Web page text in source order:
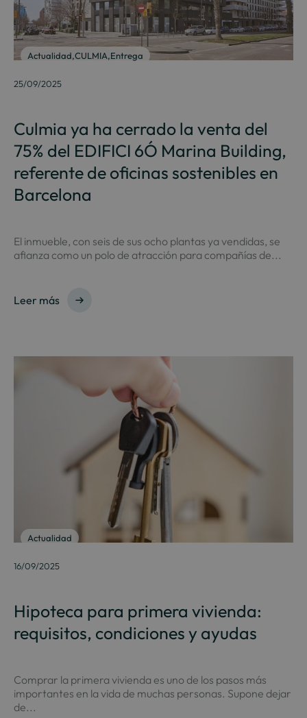
Actualidad,CULMIA,Entrega
25/09/2025
Culmia ya ha cerrado la venta del
75% del EDIFICI 6Ó Marina Building,
referente de oficinas sostenibles en
Barcelona
El inmueble, con seis de sus ocho plantas ya vendidas, se
afianza como un polo de atracción para compañías de...
Leer más
Actualidad
16/09/2025
Hipoteca para primera vivienda:
requisitos, condiciones y ayudas
Comprar la primera vivienda es uno de los pasos más
importantes en la vida de muchas personas. Supone dejar
de...